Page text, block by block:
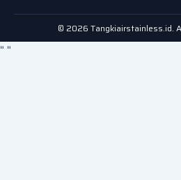
© 2026 Tangkiairstainless.id.
" "